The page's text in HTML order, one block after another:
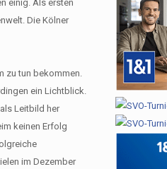
einig. Als ersten
Die Kölner
zu tun bekommen.
ein Lichtblick.
Leitbild her
keinen Erfolg
im Dezember